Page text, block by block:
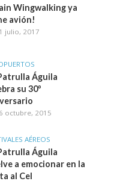
Wingwalking ya
avión!
julio, 2017
Águila
su 30º
octubre, 2015
AÉREOS
Águila
a emocionar en la
al Cel